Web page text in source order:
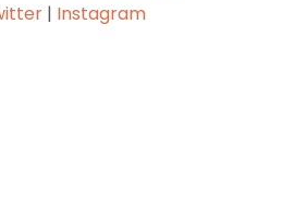
| Instagram